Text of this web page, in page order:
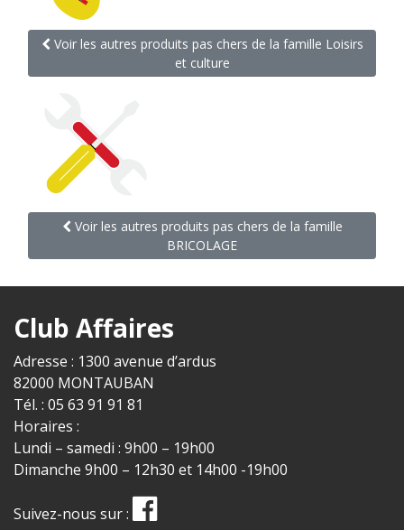
Voir les autres produits pas chers de la famille Loisirs
et culture
Voir les autres produits pas chers de la famille
BRICOLAGE
Club Affaires
Adresse : 1300 avenue d’ardus
82000 MONTAUBAN
Tél. : 05 63 91 91 81
Horaires :
Lundi – samedi : 9h00 – 19h00
Dimanche 9h00 – 12h30 et 14h00 -19h00
Suivez-nous sur :